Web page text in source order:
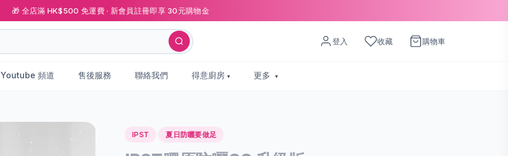
🎁 全店滿 HK$500 免運費 · 新會員註冊即享 30元購物金
登入 收藏 購物車
Youtube 頻道 售後服務 聯絡我們 得意廚房 更多
IPST 夏日防曬要做足